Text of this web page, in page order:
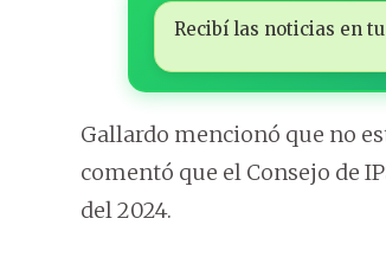
Recibí las noticias en
Gallardo mencionó que no
comentó que el Consejo de
del 2024.